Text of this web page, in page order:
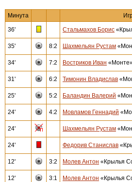
Минута
36' Стальмахов Борис
35' 8:2 Шахмельян Рустам
34' 7:2 Востриков Иван
31' 6:2 Тимонин Владислав
25' 5:2 Баландин Валерий
24' 4:2 Мовламов Геннадий
24' Шахмельян Рустам
24' Федорив Станислав
12' 3:2 Молев Антон «Крылья
12' 3:1 Молев Антон «Крылья